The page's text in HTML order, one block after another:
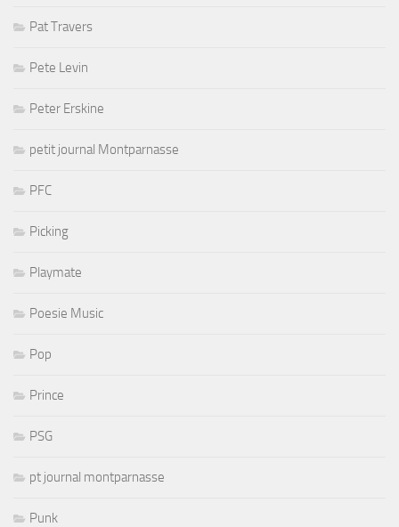
Pat Travers
Pete Levin
Peter Erskine
petit journal Montparnasse
PFC
Picking
Playmate
Poesie Music
Pop
Prince
PSG
pt journal montparnasse
Punk